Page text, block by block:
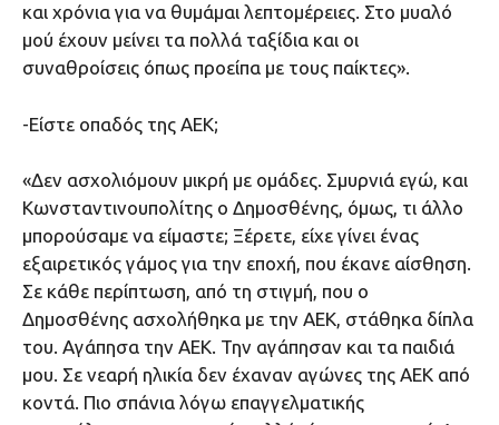
και χρόνια για να θυμάμαι λεπτομέρειες. Στο μυαλό
μού έχουν μείνει τα πολλά ταξίδια και οι
συναθροίσεις όπως προείπα με τους παίκτες».
-Είστε οπαδός της ΑΕΚ;
«Δεν ασχολιόμουν μικρή με ομάδες. Σμυρνιά εγώ, και
Κωνσταντινουπολίτης ο Δημοσθένης, όμως, τι άλλο
μπορούσαμε να είμαστε; Ξέρετε, είχε γίνει ένας
εξαιρετικός γάμος για την εποχή, που έκανε αίσθηση.
Σε κάθε περίπτωση, από τη στιγμή, που ο
Δημοσθένης ασχολήθηκα με την ΑΕΚ, στάθηκα δίπλα
του. Αγάπησα την ΑΕΚ. Την αγάπησαν και τα παιδιά
μου. Σε νεαρή ηλικία δεν έχαναν αγώνες της ΑΕΚ από
κοντά. Πιο σπάνια λόγω επαγγελματικής